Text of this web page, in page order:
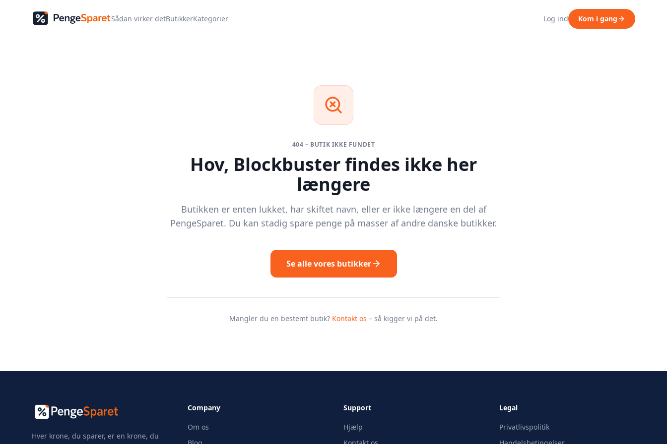
Sådan virker detButikkerKategorier Log ind Kom i gang
404 – BUTIK IKKE FUNDET
Hov, Blockbusterfindes ikke her
længere
Butikken er enten lukket, har skiftet navn, eller er ikke længere en del af
PengeSparet. Du kan stadig spare penge på masser af andre danske butikker.
Se alle vores butikker
Mangler du en bestemt butik? Kontakt os – så kigger vi på det.
Hver krone, du sparer, er en krone, du
Company
Om os
Support
Hjælp
Legal
Privatlivspolitik